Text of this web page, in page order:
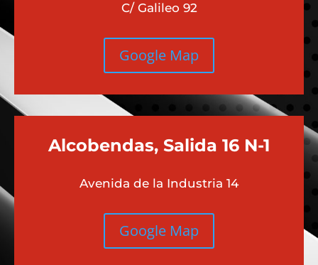
C/ Galileo 92
Google Map
Alcobendas, Salida 16 N-1
Avenida de la Industria 14
Google Map